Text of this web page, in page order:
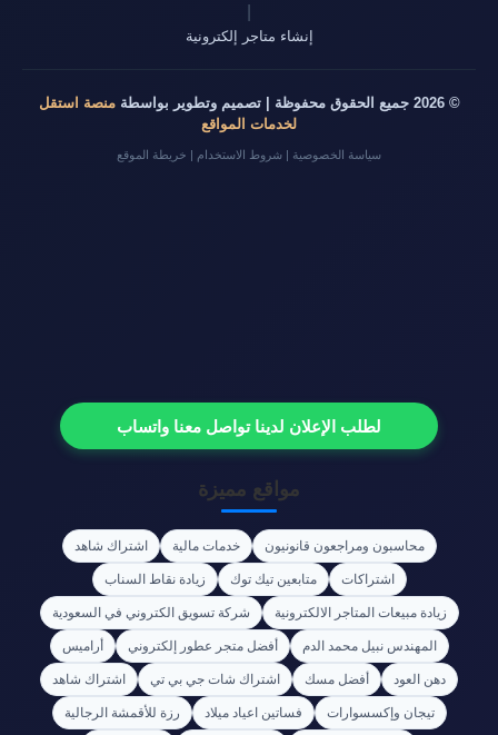
إنشاء متاجر إلكترونية
© 2026 جميع الحقوق محفوظة | تصميم وتطوير بواسطة
منصة استقل
لخدمات المواقع
سياسة الخصوصية | شروط الاستخدام | خريطة الموقع
لطلب الإعلان لدينا تواصل معنا واتساب
مواقع مميزة
محاسبون ومراجعون قانونيون خدمات مالية
اشتراك شاهد
اشتراكات
متابعين تيك توك
زيادة نقاط السناب
زيادة مبيعات المتاجر الالكترونية
شركة تسويق الكتروني في السعودية
المهندس نبيل محمد الدم
أفضل متجر عطور إلكتروني
أراميس
دهن العود
أفضل مسك اشتراك شات جي بي تي
اشتراك شاهد
تيجان وإكسسوارات
فساتين اعياد ميلاد
رزة للأقمشة الرجالية